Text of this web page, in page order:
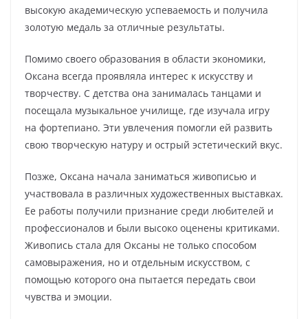
высокую академическую успеваемость и получила
золотую медаль за отличные результаты.
Помимо своего образования в области экономики,
Оксана всегда проявляла интерес к искусству и
творчеству. С детства она занималась танцами и
посещала музыкальное училище, где изучала игру
на фортепиано. Эти увлечения помогли ей развить
свою творческую натуру и острый эстетический вкус.
Позже, Оксана начала заниматься живописью и
участвовала в различных художественных выставках.
Ее работы получили признание среди любителей и
профессионалов и были высоко оценены критиками.
Живопись стала для Оксаны не только способом
самовыражения, но и отдельным искусством, с
помощью которого она пытается передать свои
чувства и эмоции.